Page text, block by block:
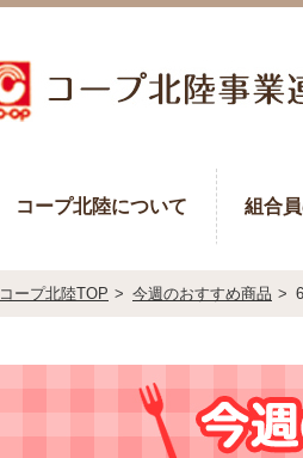
コープ北陸について 組合
コープ北陸TOP > 今週のおすすめ商品 >